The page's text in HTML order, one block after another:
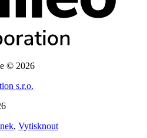
© 2026
s.r.o.
, Vytisknout